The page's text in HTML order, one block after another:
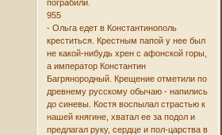
пограбили.
955
- Ольга едет в Константинополь
креститься. Крестным папой у нее был
не какой-нибудь хрен с афонской горы,
а император Константин
Багрянородный. Крещение отметили по
древнему русскому обычаю - напились
до синевы. Костя воспылал страстью к
нашей княгине, хватал ее за подол и
предлагал руку, сердце и пол-царства в